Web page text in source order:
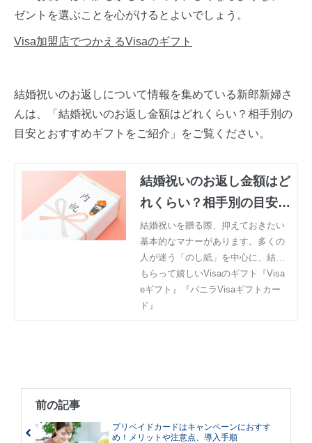
ゼントを選ぶことを心がけるとよいでしょう。
Visa加盟店でつかえるVisaのギフト
結婚祝いのお返しについて情報を集めている新郎新婦さ
んは、「結婚祝いのお返し金額はどれくらい？相手別の
目安とおすすめギフトをご紹介」をご覧ください。
結婚祝いのお返し金額はど
れくらい？相手別の目安と
おすすめギフトをご紹介
結婚祝いを贈る際、抑えておきたい
基本的なマナーがあります。多くの
人が迷う「のし紙」を中心に、結婚
祝いのマナーの基本を紹介していき
ます。
もらって嬉しいVisaのギフト『Visa
eギフト』『バニラVisaギフトカー
ド』
前の記事
プリペイドカードはキャンペーンにおすす
め！メリットや注意点、導入手順